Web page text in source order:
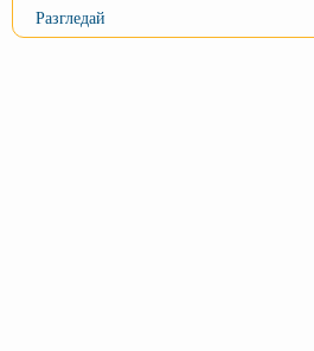
Разгледай